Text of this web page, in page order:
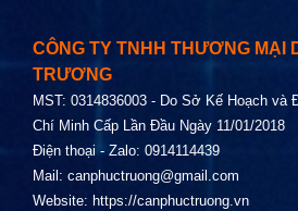
CÔNG TY TNHH THƯƠNG MẠI
TRƯƠNG
MST: 0314836003 - Do Sở Kế Hoạch và
Chí Minh Cấp Lần Đầu Ngày 11/01/2018
Điện thoại - Zalo: 0914114439
Mail: canphuctruong@gmail.com
Website: https://canphuctruong.vn